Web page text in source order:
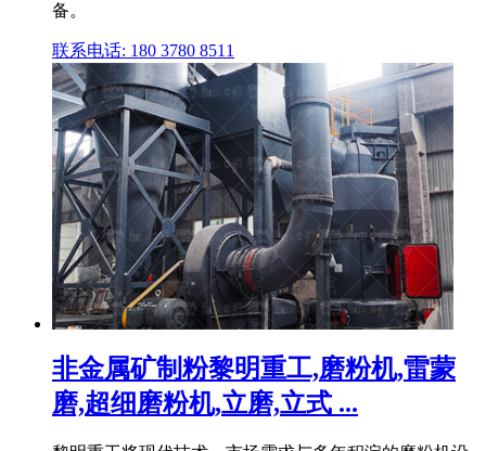
备。
联系电话: 180 3780 8511
非金属矿制粉黎明重工,磨粉机,雷蒙
磨,超细磨粉机,立磨,立式 ...